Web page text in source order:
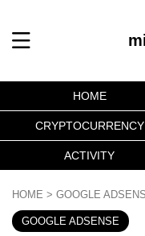
HOME
CRYPTOCURRENCY
ACTIVITY
HOME > GOOGLE
GOOGLE ADSENSE